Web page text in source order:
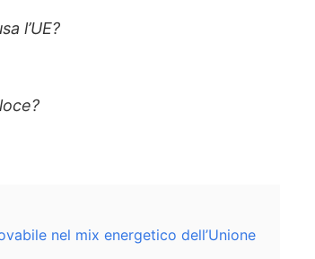
l’UE?
nel mix energetico dell’Unione